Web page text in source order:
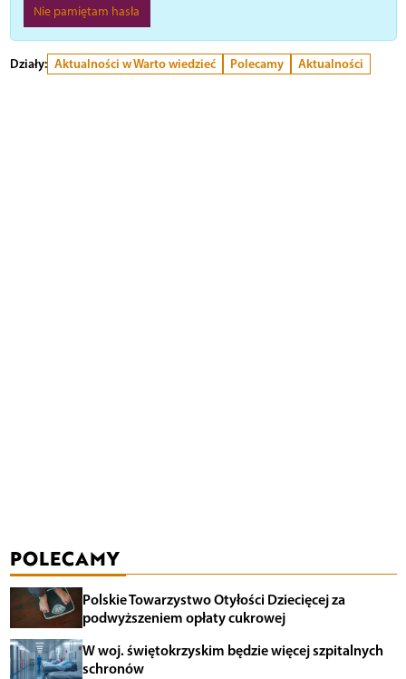
Nie pamiętam hasła
Działy: Aktualności w Warto wiedzieć Polecamy Aktualności
POLECAMY
Polskie Towarzystwo Otyłości Dziecięcej za
podwyższeniem opłaty cukrowej
W woj. świętokrzyskim będzie więcej szpitalnych
schronów